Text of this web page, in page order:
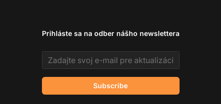
Prihláste sa na odber nášho newslettera
Email address
Subscribe